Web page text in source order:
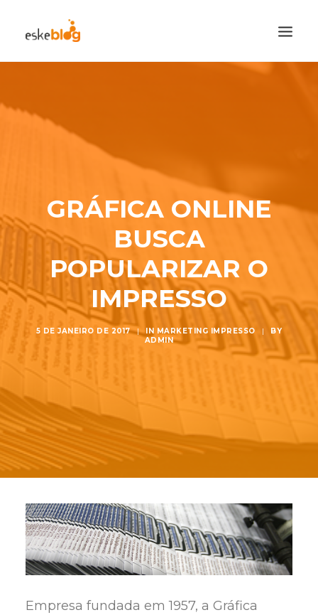
CADASTRE-SE
VISITE A LOJA
GRÁFICA ONLINE
BUSCA
POPULARIZAR O
IMPRESSO
5 DE JANEIRO DE 2017 | IN MARKETING IMPRESSO |
BY
ADMIN
Empresa fundada em 1957, a Gráfica